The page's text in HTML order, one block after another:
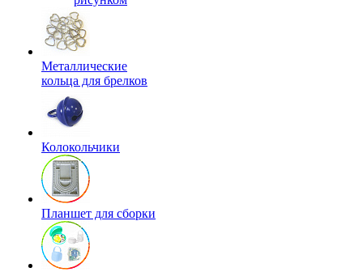
Металлические
кольца для брелков
Колокольчики
Планшет для сборки